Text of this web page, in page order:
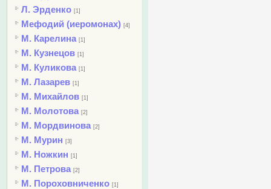
Л. Эрденко [1]
Мефодий (иеромонах) [4]
М. Карелина [1]
М. Кузнецов [1]
М. Куликова [1]
М. Лазарев [1]
М. Михайлов [1]
М. Молотова [2]
М. Мордвинова [2]
М. Мурин [3]
М. Ножкин [1]
М. Петрова [2]
М. Пороховниченко [1]